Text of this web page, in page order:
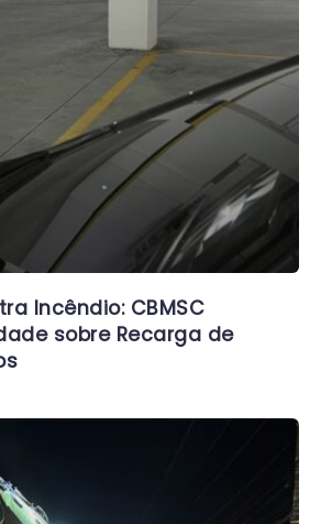
Incêndio: CBMSC
sobre Recarga de